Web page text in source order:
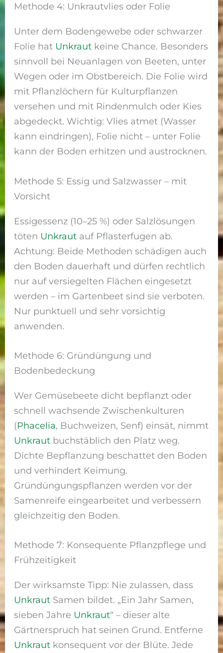
Methode 4: Unkrautvlies oder Folie
Unter dem Bodengewebe oder schwarzer
Folie hat Unkraut keine Chance. Besonders
sinnvoll bei Neuanlagen von Beeten, unter
Wegen oder im Obstbereich. Die Folie wird
mit Pflanzlöchern für Kulturpflanzen
versehen und mit Rindenmulch oder Kies
abgedeckt. Wichtig: Vlies atmet (Wasser
kann eindringen), Folie nicht – unter Folie
kann der Boden erhitzen und austrocknen.
Methode 5: Essig und Salzwasser – mit
Vorsicht
Essigessenz (10–25 %) oder Salzlösungen
töten Unkraut auf Pflasterfugen ab.
Achtung: Beide Methoden schädigen auch
den Boden dauerhaft und dürfen rechtlich
nur auf versiegelten Flächen eingesetzt
werden – im Gartenbeet sind sie verboten.
Nur punktuell und sehr vorsichtig
anwenden.
Methode 6: Gründüngung und
Bodenbedeckung
Wer Gemüsebeete dicht bepflanzt oder
schnell wachsende Zwischenkulturen
(Phacelia, Buchweizen, Senf) einsät, nimmt
Unkraut buchstäblich den Platz weg.
Dichte Bepflanzung beschattet den Boden
und verhindert Keimung.
Gründüngungspflanzen werden vor der
Samenreife eingearbeitet und verbessern
gleichzeitig den Boden.
Methode 7: Konsequente Pflanzpflege und
Frühzeitigkeit
Der wirksamste Tipp: Nie zulassen, dass
Unkraut Samen bildet. „Ein Jahr Samen,
sieben Jahre Unkraut“ – dieser alte
Gärtnerspruch hat seinen Grund. Entferne
Unkraut konsequent vor der Blüte. Jede